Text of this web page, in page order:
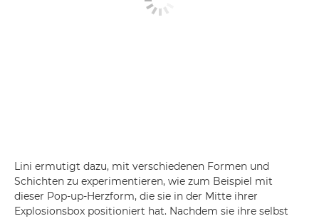
Lini ermutigt dazu, mit verschiedenen Formen und
Schichten zu experimentieren, wie zum Beispiel mit
dieser Pop-up-Herzform, die sie in der Mitte ihrer
Explosionsbox positioniert hat. Nachdem sie ihre selbst